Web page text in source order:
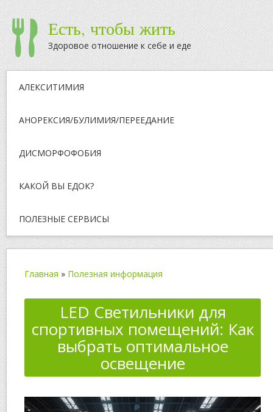
Есть, чтобы жить
Здоровое отношение к себе и еде
АЛЕКСИТИМИЯ
АНОРЕКСИЯ/БУЛИМИЯ/ПЕРЕЕДАНИЕ
ДИСМОРФОФОБИЯ
КАКОЙ ВЫ ЕДОК?
ПОЛЕЗНЫЕ СЕРВИСЫ
Главная » Полезная информация
LED Светильники для
спортивных помещений: Как
выбрать оптимальное
освещение